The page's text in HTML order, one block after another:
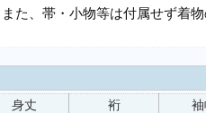
また、帯・小物等は付属せず着
身丈
裄